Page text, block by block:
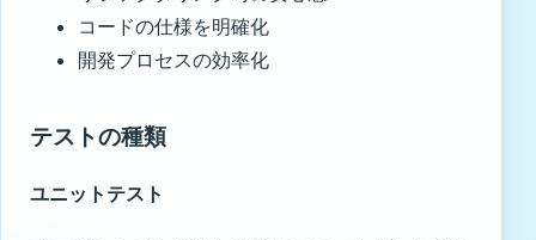
コードの仕様を明確化
開発プロセスの効率化
テストの種類
ユニットテスト